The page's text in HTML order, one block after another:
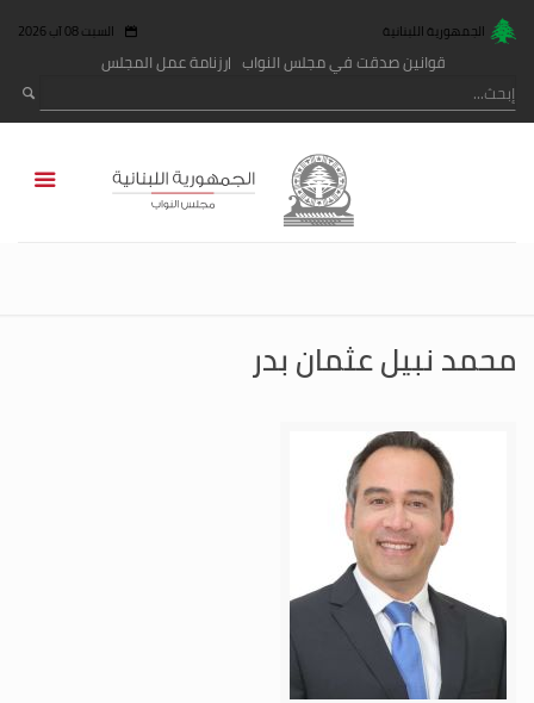
الجمهورية اللبنانية السبت 08 آب 2026
قوانين صدقت في مجلس النواب رزنامة عمل المجلس
محمد نبيل عثمان بدر